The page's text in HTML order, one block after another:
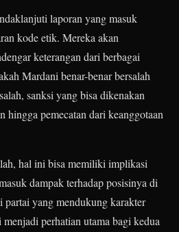
laporan yang masuk
kode etik. Mereka akan
keterangan dari berbagai
Mardani benar-benar bersalah
sanksi yang bisa dikenakan
hingga pemecatan dari keanggotaan
hal ini bisa memiliki implikasi
dampak terhadap posisinya di
partai yang mendukung karakter
perhatian utama bagi kedua